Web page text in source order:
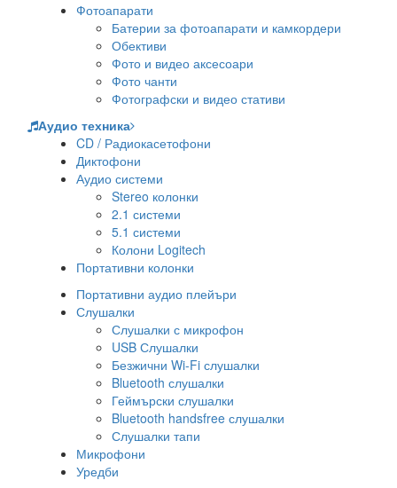
Фотоапарати
Батерии за фотоапарати и камкордери
Обективи
Фото и видео аксесоари
Фото чанти
Фотографски и видео стативи
Аудио техника
CD / Радиокасетофони
Диктофони
Аудио системи
Stereo колонки
2.1 системи
5.1 системи
Колони Logitech
Портативни колонки
Портативни аудио плейъри
Слушалки
Слушалки с микрофон
USB Слушалки
Безжични Wi-Fi слушалки
Bluetooth слушалки
Геймърски слушалки
Bluetooth handsfree слушалки
Слушалки тапи
Микрофони
Уредби